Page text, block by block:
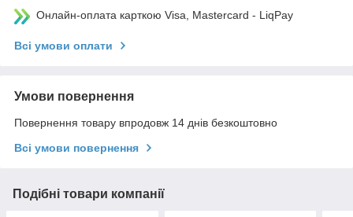
Онлайн-оплата карткою Visa, Mastercard - LiqPay
Всі умови оплати
Умови повернення
Повернення товару впродовж 14 днів безкоштовно
Всі умови повернення
Подібні товари компанії